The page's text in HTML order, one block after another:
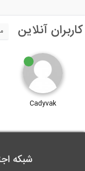
کاربران آنلاین
Cadyvak
شبکه